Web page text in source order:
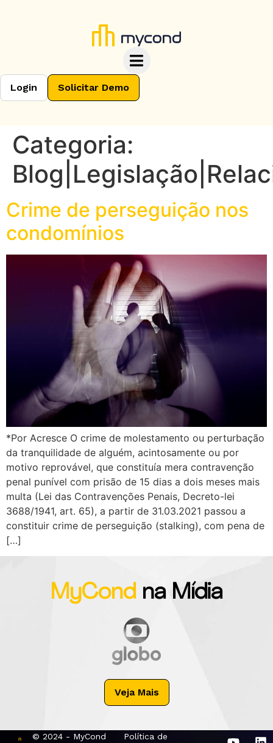
Login Solicitar Demo
Categoria:
Crime de perseguição nos
condomínios
*Por Acresce O crime de molestamento ou perturbação
da tranquilidade de alguém, acintosamente ou por
motivo reprovável, que constituía mera contravenção
penal punível com prisão de 15 dias a dois meses mais
multa (Lei das Contravenções Penais, Decreto-lei
3688/1941, art. 65), a partir de 31.03.2021 passou a
constituir crime de perseguição (stalking), com pena de
[…]
MyCond na Mídia
Veja Mais
© 2024 - MyCond
Política de